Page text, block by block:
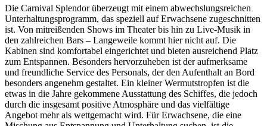
Die Carnival Splendor überzeugt mit einem abwechslungsreichen
Unterhaltungsprogramm, das speziell auf Erwachsene zugeschnitten
ist. Von mitreißenden Shows im Theater bis hin zu Live-Musik in
den zahlreichen Bars – Langeweile kommt hier nicht auf. Die
Kabinen sind komfortabel eingerichtet und bieten ausreichend Platz
zum Entspannen. Besonders hervorzuheben ist der aufmerksame
und freundliche Service des Personals, der den Aufenthalt an Bord
besonders angenehm gestaltet. Ein kleiner Wermutstropfen ist die
etwas in die Jahre gekommene Ausstattung des Schiffes, die jedoch
durch die insgesamt positive Atmosphäre und das vielfältige
Angebot mehr als wettgemacht wird. Für Erwachsene, die eine